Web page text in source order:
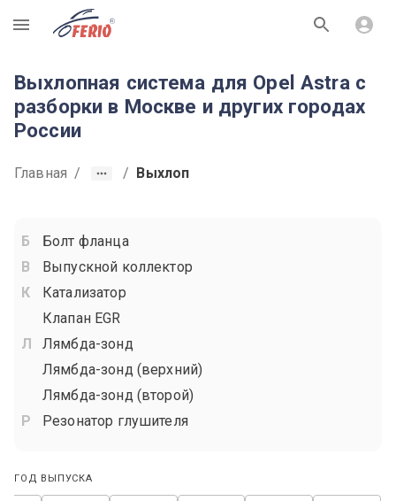
R
Выхлопная система для Opel Astra с
разборки в Москве и других городах
России
Главная / / Выхлоп
Болт фланца
Выпускной коллектор
Катализатор
Клапан EGR
Лямбда-зонд
Лямбда-зонд (верхний)
Лямбда-зонд (второй)
Резонатор глушителя
ГОД ВЫПУСКА